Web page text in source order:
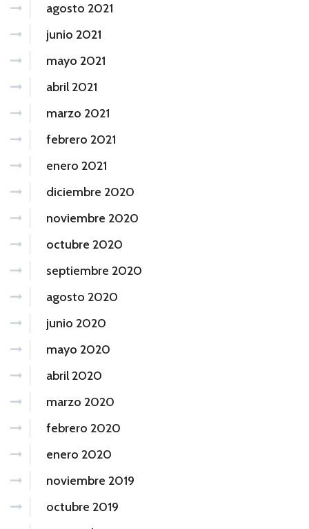
agosto 2021
junio 2021
mayo 2021
abril 2021
marzo 2021
febrero 2021
enero 2021
diciembre 2020
noviembre 2020
octubre 2020
septiembre 2020
agosto 2020
junio 2020
mayo 2020
abril 2020
marzo 2020
febrero 2020
enero 2020
noviembre 2019
octubre 2019